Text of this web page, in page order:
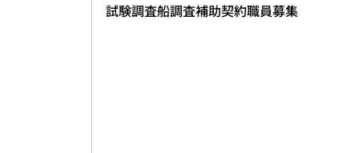
試験調査船調査補助契約職員募集